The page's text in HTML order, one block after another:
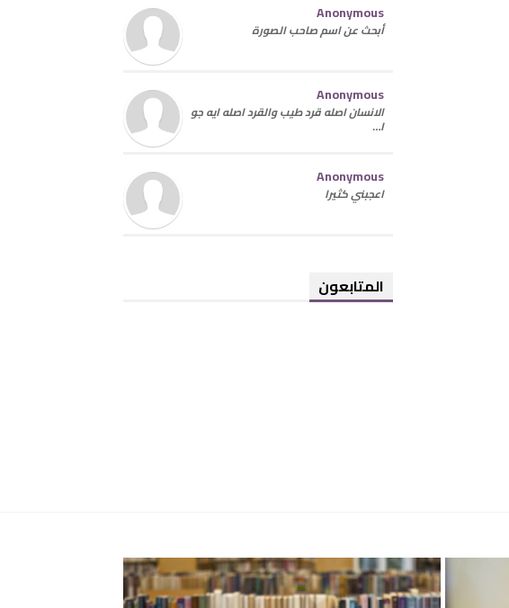
Anonymous
أبحث عن اسم صاحب الصورة
Anonymous
الانسان اصله قرد طيب والقرد اصله ايه جو
ا…
Anonymous
اعجبني كثيرا
المتابعون